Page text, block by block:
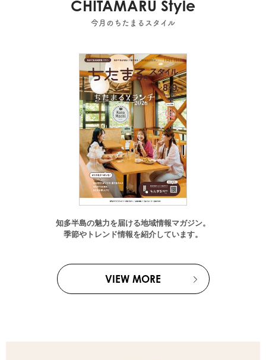
CHITAMARU Style
今月のちたまるスタイル
知多半島の魅力を届ける地域情報マガジン。
季節やトレンド情報を紹介しています。
VIEW MORE